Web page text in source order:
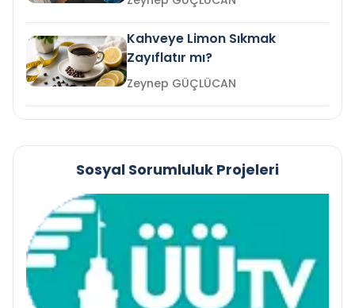
Kahveye Limon Sıkmak
Zayıflatır mı?
Zeynep GÜÇLÜCAN
Sosyal Sorumluluk Projeleri